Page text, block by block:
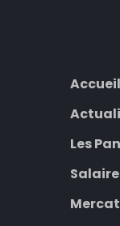
Accueil
Les